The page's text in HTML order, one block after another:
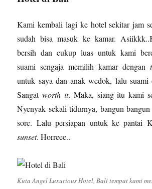
Kami kembali lagi ke hotel sekitar jam
sudah bisa masuk ke kamar.
bersih dan cukup luas untuk kami
suami sengaja memilih kamar dengan
untuk saya dan anak wedok, lalu suami
Sangatworth it. Maka, siang itu kami
Nyenyak sekali tidurnya, bangun
sore. Lalu persiapan untuk ke pantai
sunset. Horreee..
Kuta Angel Luxurious Hotel, Bali tempat kami